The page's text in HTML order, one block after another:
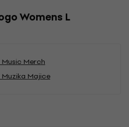
Womens L
Music Merch
Muzika Majice